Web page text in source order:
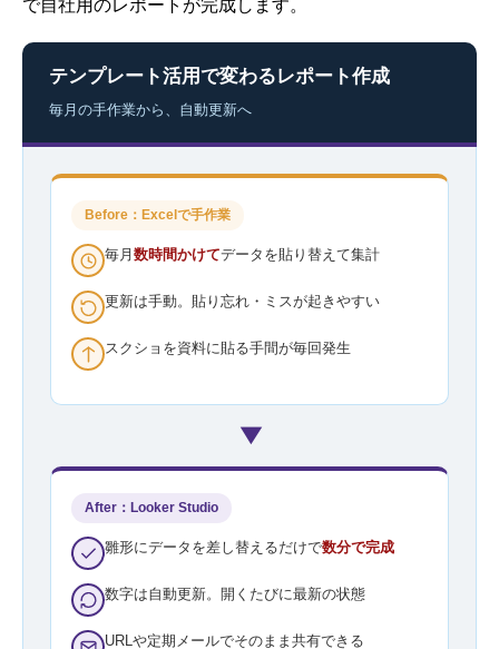
で自社用のレポートが完成します。
テンプレート活用で変わるレポート作成
毎月の手作業から、自動更新へ
Before：Excelで手作業
毎月 数時間かけてデータを貼り替えて集計
更新は手動。貼り忘れ・ミスが起きやすい
スクショを資料に貼る手間が毎回発生
▶
After：Looker Studio
雛形にデータを差し替えるだけで数分で完成
数字は自動更新。開くたびに最新の状態
URLや定期メールでそのまま共有できる